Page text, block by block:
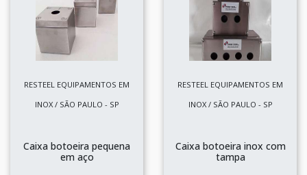
RESTEEL EQUIPAMENTOS EM
INOX / SÃO PAULO - SP
Caixa botoeira pequena
em aço
RESTEEL EQUIPAMENTOS EM
INOX / SÃO PAULO - SP
Caixa botoeira inox com
tampa